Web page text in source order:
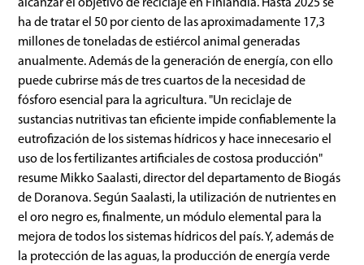
ha de tratar el 50 por ciento de las aproximadamente 17,3
millones de toneladas de estiércol animal generadas
anualmente. Además de la generación de energía, con ello
puede cubrirse más de tres cuartos de la necesidad de
fósforo esencial para la agricultura. "Un reciclaje de
sustancias nutritivas tan eficiente impide confiablemente la
eutrofización de los sistemas hídricos y hace innecesario el
uso de los fertilizantes artificiales de costosa producción"
resume Mikko Saalasti, director del departamento de Biogás
de Doranova. Según Saalasti, la utilización de nutrientes en
el oro negro es, finalmente, un módulo elemental para la
mejora de todos los sistemas hídricos del país. Y, además de
la protección de las aguas, la producción de energía verde